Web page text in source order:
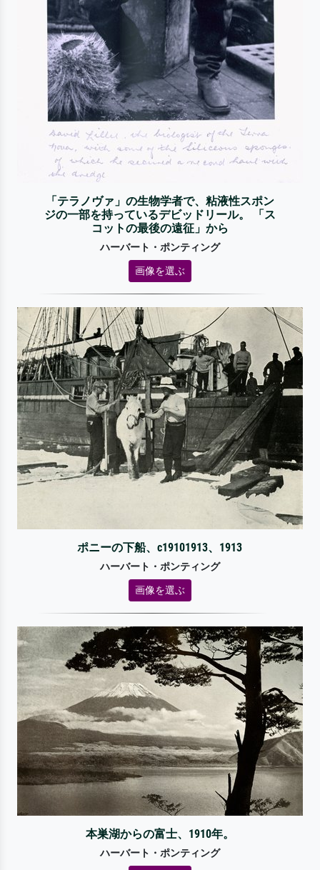
「テラノヴァ」の生物学者で、粘液性スポン
ジの一部を持っているデビッドリール。 「ス
コットの最後の遠征」から
ハーバート・ポンティング
画像を選ぶ
ポニーの下船、c19101913、1913
ハーバート・ポンティング
画像を選ぶ
本巣湖からの富士、1910年。
ハーバート・ポンティング